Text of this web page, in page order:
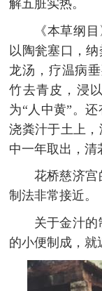
解五脏实热。
《本草纲
以陶瓮塞口，
龙汤，疗温病
竹去青皮，浸
为“人中黄”。
浇粪汁于土上
中一年取出，清
花桥慈济宫
制法非常接近。
关于金汁
的小便制成，就